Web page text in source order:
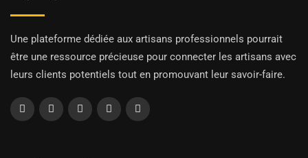
Une plateforme dédiée aux artisans professionnels pourrait
être une ressource précieuse pour connecter les artisans avec
leurs clients potentiels tout en promouvant leur savoir-faire.